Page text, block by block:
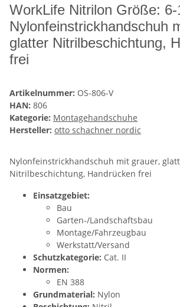
WorkLife Nitrilon Größe: 6-
Nylonfeinstrickhandschuh
glatter Nitrilbeschichtung,
frei
Artikelnummer: OS-806-V
HAN: 806
Kategorie: Montagehandschuhe
Hersteller: otto schachner nordic
Nylonfeinstrickhandschuh mit grauer,
Nitrilbeschichtung, Handrücken frei
Einsatzgebiet:
Bau
Garten-/Landschaftsbau
Montage/Fahrzeugbau
Werkstatt/Versand
Schutzkategorie: Cat. II
Normen:
EN 388
Grundmaterial: Nylon